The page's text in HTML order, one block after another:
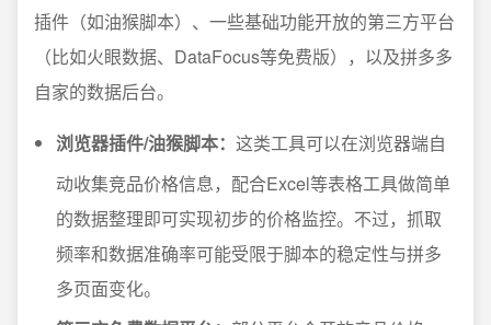
插件（如油猴脚本）、一些基础功能开放的第三方平台
（比如火眼数据、DataFocus等免费版），以及拼多多
自家的数据后台。
浏览器插件/油猴脚本： 这类工具可以在浏览器端自
动收集竞品价格信息，配合Excel等表格工具做简单
的数据整理即可实现初步的价格监控。不过，抓取
频率和数据准确率可能受限于脚本的稳定性与拼多
多页面变化。